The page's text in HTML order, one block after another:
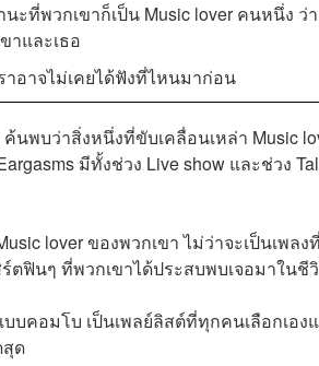
ะที่พวกเขาก็เป็น Music lover คนหนึ่ง ว่า
าและเธอ
อาจไม่เคยได้ฟังที่ไหนมาก่อน
พบว่าสิ่งหนึ่งที่ขับเคลื่อนเหล่า Music
มีทั้งช่วง Live show และช่วง
lover ของพวกเขา ไม่ว่าจะเป็นเพลง
ตฟินๆ ที่พวกเขาได้ประสบพบเจอมาในชี
บคอมโบ เป็นเพลย์ลิสต์ที่ทุกคนเลือกเอง
สุด